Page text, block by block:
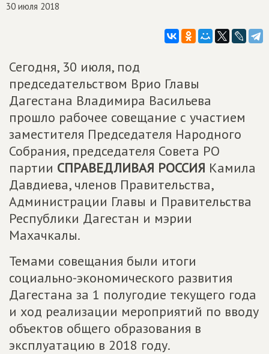
30 июля 2018
Сегодня, 30 июля, под
председательством Врио Главы
Дагестана Владимира Васильева
прошло рабочее совещание с участием
заместителя Председателя Народного
Собрания, председателя Совета РО
партии СПРАВЕДЛИВАЯ РОССИЯ Камила
Давдиева, членов Правительства,
Администрации Главы и Правительства
Республики Дагестан и мэрии
Махачкалы.
Темами совещания были итоги
социально-экономического развития
Дагестана за 1 полугодие текущего года
и ход реализации мероприятий по вводу
объектов общего образования в
эксплуатацию в 2018 году.